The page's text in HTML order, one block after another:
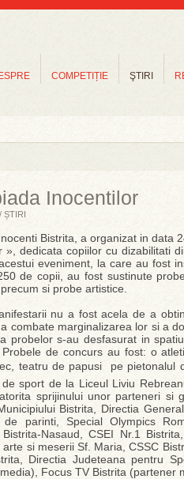
COMPETIȚIE ŞTIRI
Inocentilor
ȘTIRI
Bistrita, a organizat in data
», dedicata copiilor cu dizabilitati
eveniment, la care au fost
de copii, au fost sustinute
si probe artistice.
nu a fost acela de a
combate marginalizarea lor si a
probelor s-au desfasurat in
de concurs au fost: o
teatru de papusi  pe
sport de la Liceul Liviu
sprijinului unor parteneri si
Bistrita, Directia
de parinti, Special Olympics
Nasaud, CSEI Nr.1
si meserii Sf. Maria, CSSC
Directia Judeteana pentru
Focus TV Bistrita (partener